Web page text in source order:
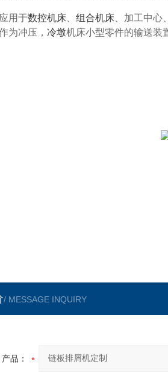
用于数控机床 组合机床 、加工中
为冲压， 冷墩机床小型零件的输送装
/ MESSAGE INQUIRY
产品：